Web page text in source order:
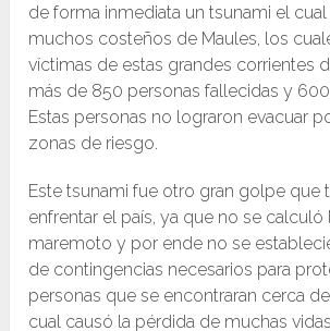
de forma inmediata un tsunami el
muchos costeños de Maules, los
víctimas de estas grandes corrientes
más de 850 personas fallecidas y
Estas personas no lograron evacuar
zonas de riesgo.
Este tsunami fue otro gran golpe que
enfrentar el país, ya que no se calculó
maremoto y por ende no se
de contingencias necesarios para
personas que se encontraran cerca
cual causó la pérdida de muchas vidas.